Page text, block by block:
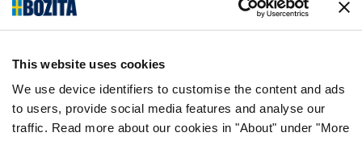
This website uses cookies
We use device identifiers to customise the content and ads
to users, provide social media features and analyse our
traffic. Read more about our cookies in "About" under "More
kvalitních surovin a bez jakýchkoli přísad!
SÍTÍCH